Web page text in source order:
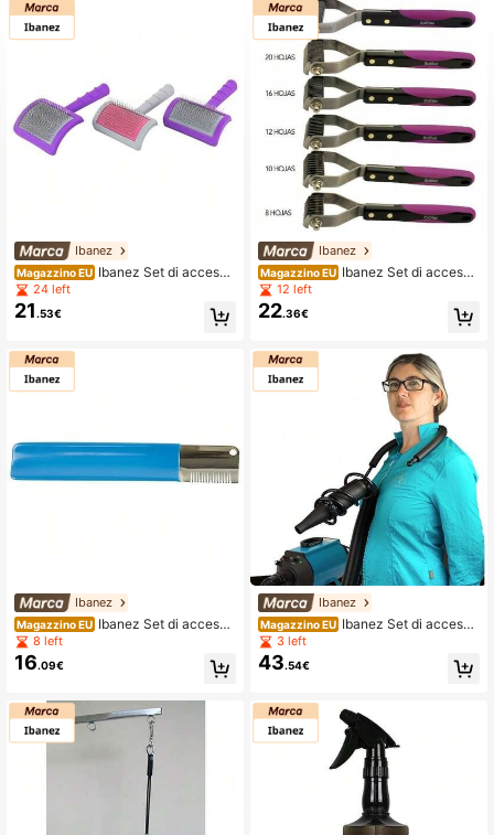
Ibanez
Magazzino EU Ibanez Set di accesso
ri per animali domestici
24 left
21 .53€
Ibanez
Magazzino EU Ibanez Set di accesso
ri per animali domestici
8 left
16.09€
Ibanez
Magazzino EU Ibanez Set di accesso
ri per animali domestici
12 left
22.36€
Ibanez
Magazzino EU Ibanez Set di accesso
ri per animali domestici
3 left
43.54€